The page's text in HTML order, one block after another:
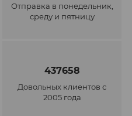
Отправка в понедельник,
среду и пятницу
437658
Довольных клиентов с
2005 года